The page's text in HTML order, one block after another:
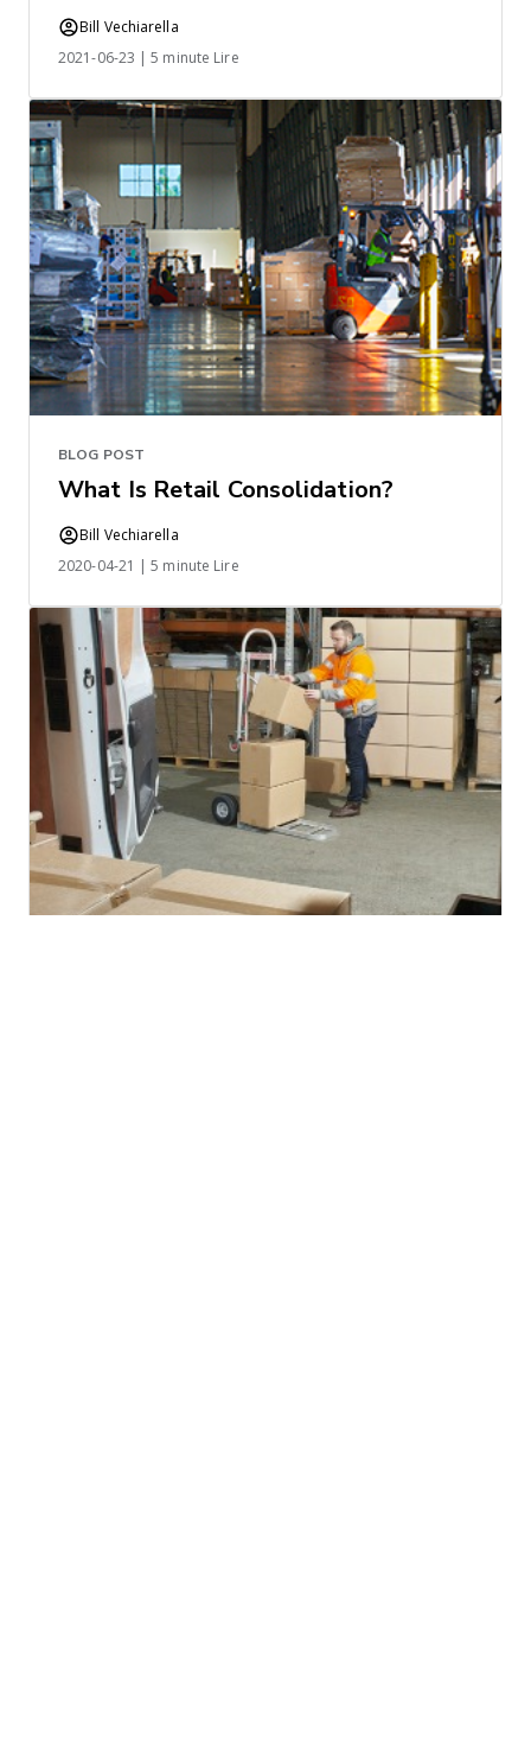
Bill Vechiarella
2021-06-23 | 5 minute Lire
BLOG POST
What Is Retail Consolidation?
Bill Vechiarella
2020-04-21 | 5 minute Lire